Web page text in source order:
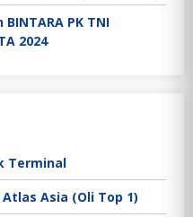
PK TNI
2024
Terminal
Asia (Oli Top 1)